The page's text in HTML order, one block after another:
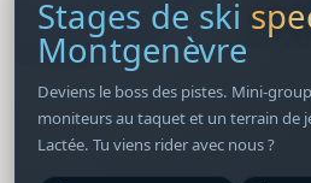
Stages de ski
Montgenèvre
Deviens le boss des pistes. Mini-
moniteurs au taquet et un terrain de
Lactée. Tu viens rider avec nous ?